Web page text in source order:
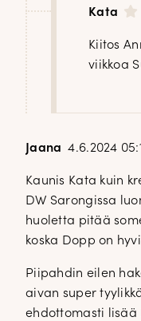
Kata
Kiitos
viikkoa
Jaana 4.6.2024
Kaunis Kata kuin
DW Sarongissa
huoletta pitää
koska Dopp on
Piipahdin eilen
aivan super
ehdottomasti lisää